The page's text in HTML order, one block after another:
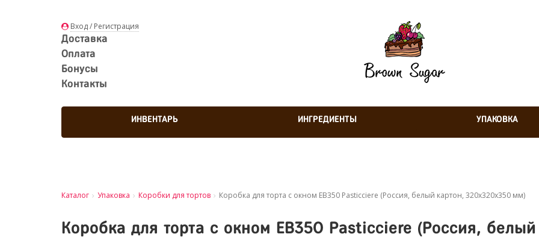
Вход / Регистрация
Доставка
Оплата
Бонусы
Контакты
ИНВЕНТАРЬ ИНГРЕДИЕНТЫ УПАКОВКА
Каталог Упаковка Коробки для тортов Коробка для торта с окном EB350 Pasticciere (Россия, белый картон, 320х320х350 мм)
Коробка для торта с окном EB350 Pasticciere (Россия,